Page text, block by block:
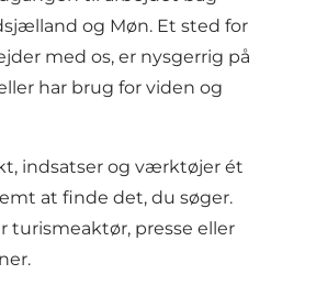
og Møn. Et sted for
med os, er nysgerrig på
har brug for viden og
indsatser og værktøjer ét
at finde det, du søger.
turismeaktør, presse eller